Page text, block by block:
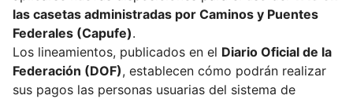
las casetas administradas por Caminos y Puentes
Federales (Capufe).
Los lineamientos, publicados en el Diario Oficial de la
Federación (DOF), establecen cómo podrán realizar
sus pagos las personas usuarias del sistema de